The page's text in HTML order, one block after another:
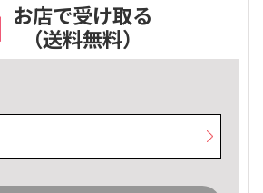
お店で受け取る
（送料無料）